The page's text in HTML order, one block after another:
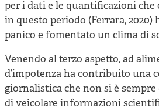
per i dati e le quantificazioni che
in questo periodo (Ferrara, 2020)
panico e fomentato un clima di
Venendo al terzo aspetto, ad
d’impotenza ha contribuito una
giornalistica che non si è
di veicolare informazioni